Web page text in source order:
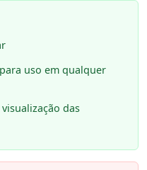
uso em qualquer
das